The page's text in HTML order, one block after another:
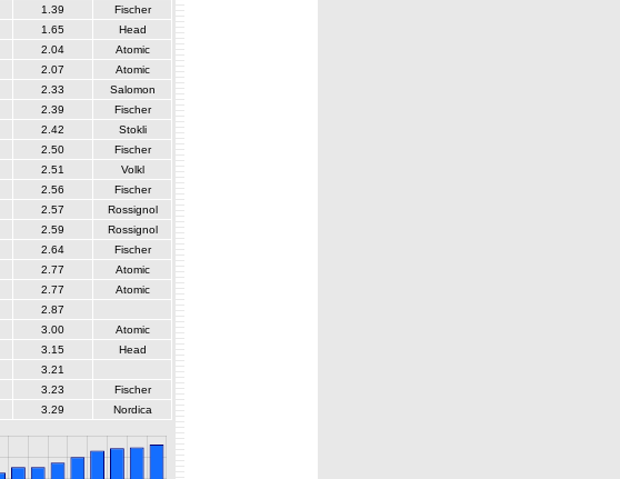
1.39
Fischer
1.65
Head
2.04
Atomic
2.07
Atomic
2.33
Salomon
2.39
Fischer
2.42
Stokli
2.50
Fischer
2.51
Volkl
2.56
Fischer
2.57
Rossignol
2.59
Rossignol
2.64
Fischer
2.77
Atomic
2.77
Atomic
2.87
3.00
Atomic
3.15
Head
3.21
3.23
Fischer
3.29 Nordica